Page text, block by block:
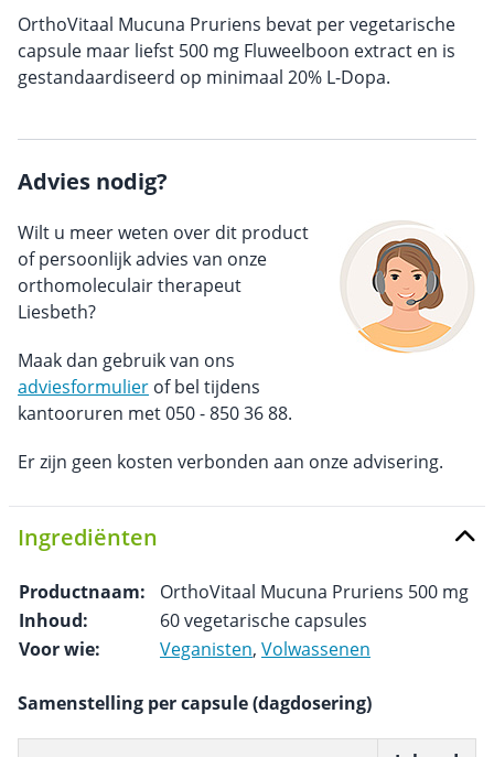
OrthoVitaal Mucuna Pruriens bevat per vegetarische
capsule maar liefst 500 mg Fluweelboon extract en is
gestandaardiseerd op minimaal 20% L-Dopa.
Advies nodig?
Wilt u meer weten over dit product
of persoonlijk advies van onze
orthomoleculair therapeut
Liesbeth?
Maak dan gebruik van ons
adviesformulier of bel tijdens
kantooruren met 050 - 850 36 88.
Er zijn geen kosten verbonden aan onze advisering.
Ingrediënten
Productnaam:
OrthoVitaal Mucuna Pruriens 500 mg
Inhoud:
60 vegetarische capsules
Voor wie:
Veganisten, Volwassenen
Samenstelling per capsule (dagdosering)